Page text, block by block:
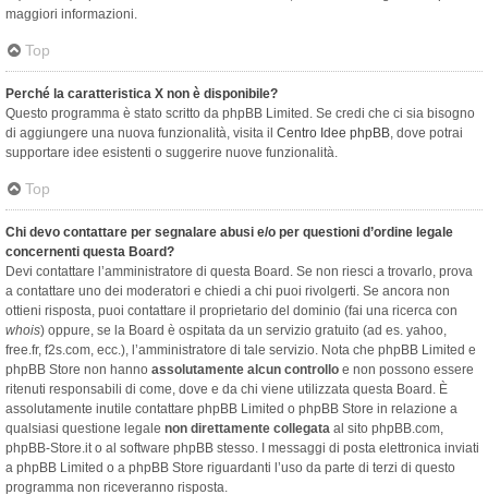
maggiori informazioni.
Top
Perché la caratteristica X non è disponibile?
Questo programma è stato scritto da phpBB Limited. Se credi che ci sia bisogno
di aggiungere una nuova funzionalità, visita il Centro Idee phpBB, dove potrai
supportare idee esistenti o suggerire nuove funzionalità.
Top
Chi devo contattare per segnalare abusi e/o per questioni d’ordine legale
concernenti questa Board?
Devi contattare l’amministratore di questa Board. Se non riesci a trovarlo, prova
a contattare uno dei moderatori e chiedi a chi puoi rivolgerti. Se ancora non
ottieni risposta, puoi contattare il proprietario del dominio (fai una ricerca con
whois) oppure, se la Board è ospitata da un servizio gratuito (ad es. yahoo,
free.fr, f2s.com, ecc.), l’amministratore di tale servizio. Nota che phpBB Limited e
phpBB Store non hanno assolutamente alcun controllo e non possono essere
ritenuti responsabili di come, dove e da chi viene utilizzata questa Board. È
assolutamente inutile contattare phpBB Limited o phpBB Store in relazione a
qualsiasi questione legale non direttamente collegata al sito phpBB.com,
phpBB-Store.it o al software phpBB stesso. I messaggi di posta elettronica inviati
a phpBB Limited o a phpBB Store riguardanti l’uso da parte di terzi di questo
programma non riceveranno risposta.